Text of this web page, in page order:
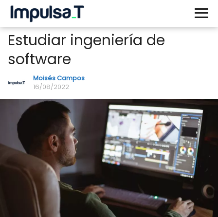
Estudiar ingeniería de
software
Moisés Campos
16/08/2022